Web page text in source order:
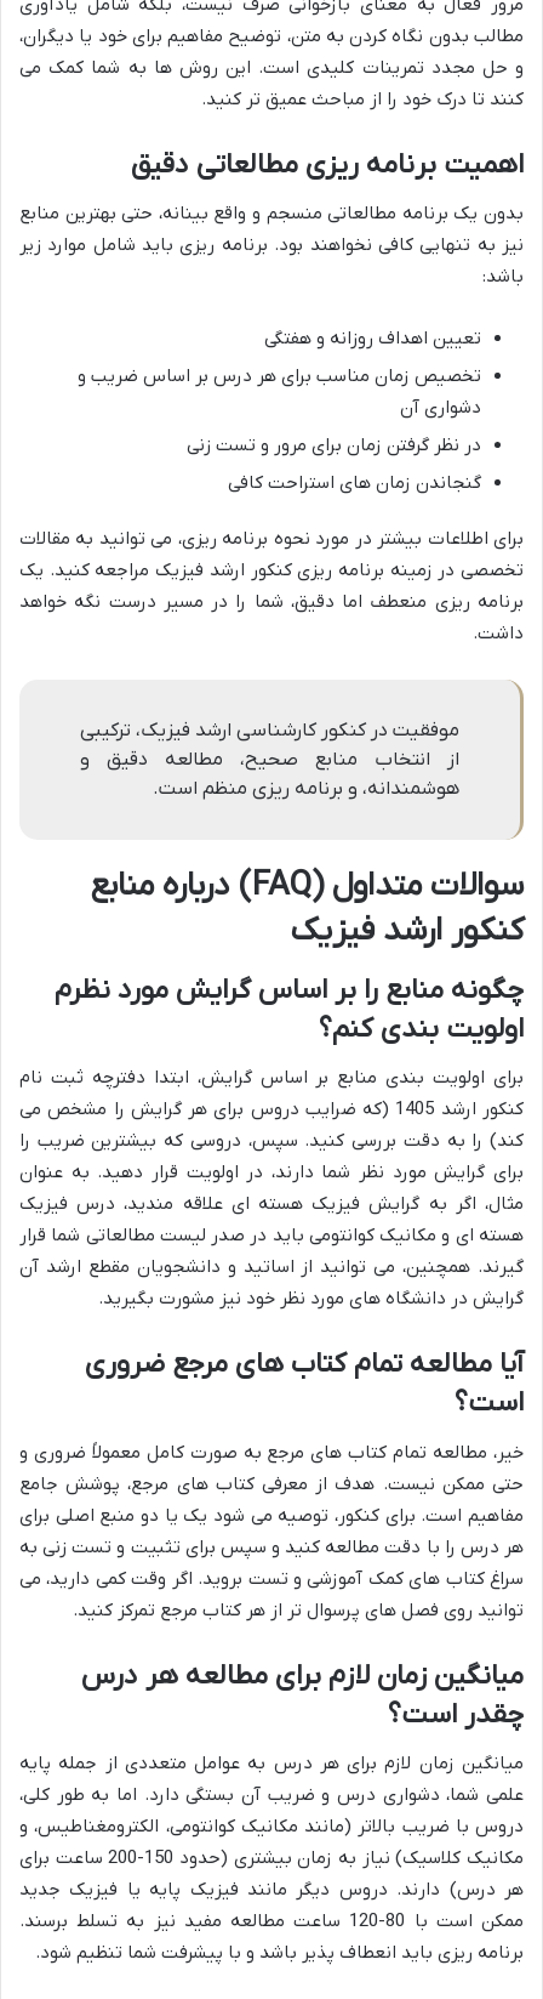
مطالب بدون نگاه کردن به متن، توضیح مفاهیم برای خود یا دیگران،
و حل مجدد تمرینات کلیدی است. این روش ها به شما کمک می
کنند تا درک خود را از مباحث عمیق تر کنید.
اهمیت برنامه ریزی مطالعاتی دقیق
بدون یک برنامه مطالعاتی منسجم و واقع بینانه، حتی بهترین منابع
نیز به تنهایی کافی نخواهند بود. برنامه ریزی باید شامل موارد زیر
باشد:
تعیین اهداف روزانه و هفتگی
تخصیص زمان مناسب برای هر درس بر اساس ضریب و
دشواری آن
در نظر گرفتن زمان برای مرور و تست زنی
گنجاندن زمان های استراحت کافی
برای اطلاعات بیشتر در مورد نحوه برنامه ریزی، می توانید به مقالات
تخصصی در زمینه برنامه ریزی کنکور ارشد فیزیک مراجعه کنید. یک
برنامه ریزی منعطف اما دقیق، شما را در مسیر درست نگه خواهد
داشت.
موفقیت در کنکور کارشناسی ارشد فیزیک، ترکیبی
از انتخاب منابع صحیح، مطالعه دقیق و
هوشمندانه، و برنامه ریزی منظم است.
سوالات متداول (FAQ) درباره منابع
کنکور ارشد فیزیک
چگونه منابع را بر اساس گرایش مورد نظرم
اولویت بندی کنم؟
برای اولویت بندی منابع بر اساس گرایش، ابتدا دفترچه ثبت نام
کنکور ارشد 1405 (که ضرایب دروس برای هر گرایش را مشخص می
کند) را به دقت بررسی کنید. سپس، دروسی که بیشترین ضریب را
برای گرایش مورد نظر شما دارند، در اولویت قرار دهید. به عنوان
مثال، اگر به گرایش فیزیک هسته ای علاقه مندید، درس فیزیک
هسته ای و مکانیک کوانتومی باید در صدر لیست مطالعاتی شما قرار
گیرند. همچنین، می توانید از اساتید و دانشجویان مقطع ارشد آن
گرایش در دانشگاه های مورد نظر خود نیز مشورت بگیرید.
آیا مطالعه تمام کتاب های مرجع ضروری
است؟
خیر، مطالعه تمام کتاب های مرجع به صورت کامل معمولاً ضروری و
حتی ممکن نیست. هدف از معرفی کتاب های مرجع، پوشش جامع
مفاهیم است. برای کنکور، توصیه می شود یک یا دو منبع اصلی برای
هر درس را با دقت مطالعه کنید و سپس برای تثبیت و تست زنی به
سراغ کتاب های کمک آموزشی و تست بروید. اگر وقت کمی دارید، می
توانید روی فصل های پرسوال تر از هر کتاب مرجع تمرکز کنید.
میانگین زمان لازم برای مطالعه هر درس
چقدر است؟
میانگین زمان لازم برای هر درس به عوامل متعددی از جمله پایه
علمی شما، دشواری درس و ضریب آن بستگی دارد. اما به طور کلی،
دروس با ضریب بالاتر (مانند مکانیک کوانتومی، الکترومغناطیس، و
مکانیک کلاسیک) نیاز به زمان بیشتری (حدود 150-200 ساعت برای
هر درس) دارند. دروس دیگر مانند فیزیک پایه یا فیزیک جدید
ممکن است با 80-120 ساعت مطالعه مفید نیز به تسلط برسند.
برنامه ریزی باید انعطاف پذیر باشد و با پیشرفت شما تنظیم شود.